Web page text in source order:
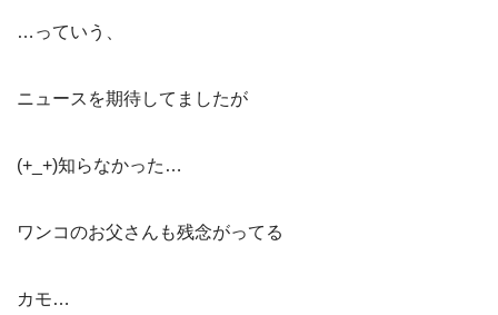
…っていう、
ニュースを期待してましたが
(+_+)知らなかった…
ワンコのお父さんも残念がってる
カモ…